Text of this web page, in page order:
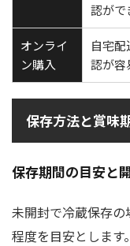
認がで
オンライ
ン購入
自宅
認が容
保存方法と賞味
保存期間の目安と
未開封で冷蔵保存
程度を目安としま